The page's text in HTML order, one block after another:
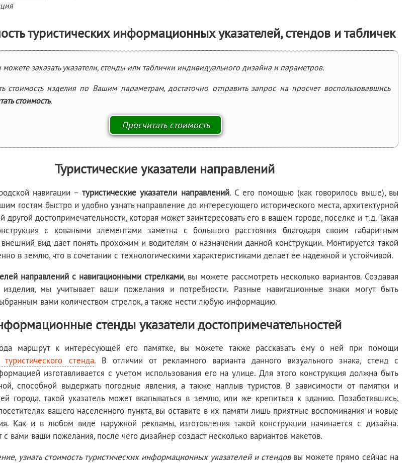
туристических информационных указателей, стендов и табличек
заказать указатели, стенды или таблички индивидуального дизайна и параметров.
стоимость изделия по Вашим параметрам, достаточно отправить запрос на просчет воспользовавшись
стоимость.
Туристические указатели направлений
навигации –туристические указатели направлений. С его помощью (как говорилось выше), вы
гостям быстро и удобно узнать направление до интересующего исторического места, архитектурной
другой достопримечательности, которая может заинтересовать его в вашем городе, поселке и т.д. Такая
с коваными элементами заметна с большого расстояния благодаря своим габаритным
вид дает понять прохожим и водителям о назначении данной конструкции. Монтируется такой
в землю, что в сочетании с технологическими характеристиками делает ее надежной и устойчивой.
направлений с навигационными стрелками, вы можете рассмотреть несколько вариантов. Создавая
мы учитывает ваши пожелания и потребности. Разные навигационные знаки могут быть
вами количеством стрелок, а также нести любую информацию.
стенды указатели достопримечательностей
маршрут к интересующей его памятке, вы можете также рассказать ему о ней при помощи
стенда. В отличии от рекламного варианта данного визуального знака, стенд с
изготавливается с учетом использования его на улице. Для этого конструкция должна быть
способной выдержать погодные явления, а также наплыв туристов. В зависимости от памятки и
города, такой указатель может вкапываться в землю, или же крепиться к зданию. Позаботившись,
вашего населенного пункта, вы оставите в их памяти лишь приятные воспоминания и новые
Как и в любом виде наружной рекламы, изготовления такой конструкции начинается с дизайна.
вами ваши пожелания, после чего дизайнер создаст несколько вариантов макетов.
узнать стоимость туристических информационных указателей и стендоввы можете прямо сейчас на